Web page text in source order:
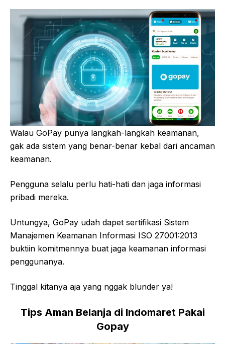
Walau GoPay punya langkah-langkah keamanan,
gak ada sistem yang benar-benar kebal dari ancaman
keamanan.
Pengguna selalu perlu hati-hati dan jaga informasi
pribadi mereka.
Untungya, GoPay udah dapet sertifikasi Sistem
Manajemen Keamanan Informasi ISO 27001:2013
buktiin komitmennya buat jaga keamanan informasi
penggunanya.
Tinggal kitanya aja yang nggak blunder ya!
Tips Aman Belanja di Indomaret Pakai
Gopay